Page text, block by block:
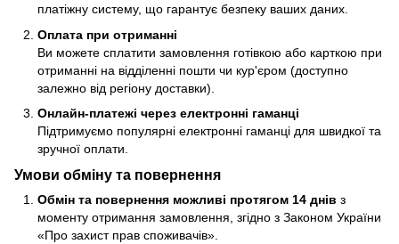
платіжну систему, що гарантує безпеку ваших даних.
Оплата при отриманні
Ви можете сплатити замовлення готівкою або карткою при
отриманні на відділенні пошти чи кур'єром (доступно
залежно від регіону доставки).
Онлайн-платежі через електронні гаманці
Підтримуємо популярні електронні гаманці для швидкої та
зручної оплати.
Умови обміну та повернення
Обмін та повернення можливі протягом 14 днів з
моменту отримання замовлення, згідно з Законом України
«Про захист прав споживачів».